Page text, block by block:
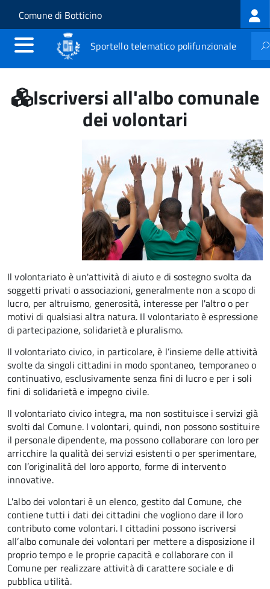
Salta al contenuto principale
Skip to site navigation
Comune di Botticino
Sportello telematico polifunzionale
Iscriversi all'albo comunale
dei volontari
Il volontariato è un'attività di aiuto e di sostegno svolta da
soggetti privati o associazioni, generalmente non a scopo di
lucro, per altruismo, generosità, interesse per l'altro o per
motivi di qualsiasi altra natura. Il volontariato è espressione
di partecipazione, solidarietà e pluralismo.
Il volontariato civico, in particolare, è l’insieme delle attività
svolte da singoli cittadini in modo spontaneo, temporaneo o
continuativo, esclusivamente senza fini di lucro e per i soli
fini di solidarietà e impegno civile.
Il volontariato civico integra, ma non sostituisce i servizi già
svolti dal Comune. I volontari, quindi, non possono sostituire
il personale dipendente, ma possono collaborare con loro per
arricchire la qualità dei servizi esistenti o per sperimentare,
con l’originalità del loro apporto, forme di intervento
innovative.
L'albo dei volontari è un elenco, gestito dal Comune, che
contiene tutti i dati dei cittadini che vogliono dare il loro
contributo come volontari. I cittadini possono iscriversi
all’albo comunale dei volontari per mettere a disposizione il
proprio tempo e le proprie capacità e collaborare con il
Comune per realizzare attività di carattere sociale e di
pubblica utilità.